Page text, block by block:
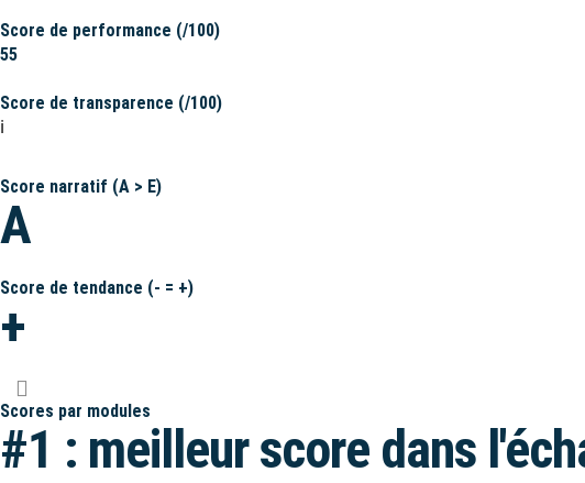
Score de performance (/100)
55
Score de transparence (/100)
ℹ️
Score narratif (A > E)
A
Score de tendance (- = +)
+
Scores par modules
#1 : meilleur score dans